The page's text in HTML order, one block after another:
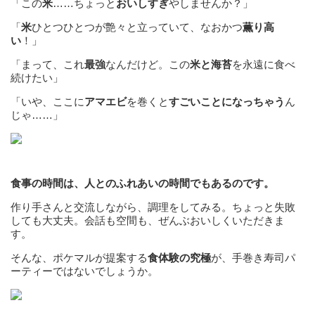
「この米……ちょっと おいしすぎやしませんか？」
「米ひとつひとつが艶々と立っていて、なおかつ薫り高
い ！」
「まって、これ最強なんだけど。この米と海苔を永遠に食べ
続けたい」
「いや、ここにアマエビを巻くとすごいことになっちゃう ん
じゃ……」
食事の時間は、人とのふれあいの時間でもあるのです。
作り手さんと交流しながら、調理をしてみる。ちょっと失敗
しても大丈夫。会話も空間も、ぜんぶおいしくいただきま
す。
そんな、ポケマルが提案する食体験の究極が、手巻き寿司パ
ーティーではないでしょうか。